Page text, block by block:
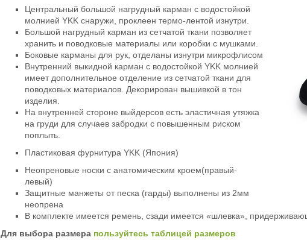
Центральный большой нагрудный карман с водостойкой
молнией YKK снаружи, проклеен термо-лентой изнутри.
Большой нагрудный карман из сетчатой ткани позволяет
хранить и поводковые материалы или коробки с мушками.
Боковые карманы для рук, отделаны изнутри микрофлисом
Внутренний выкидной карман с водостойкой YKK молнией
имеет дополнительное отделение из сетчатой ткани для
поводковых материалов. Декорирован вышивкой в тон
изделия.
На внутренней стороне выйдерсов есть эластичная утяжка
на груди для случаев забродки с повышенным риском
поплыть.
Пластиковая фурнитура YKK (Япония)
Неопреновые носки с анатомическим кроем(правый-
левый)
Защитные манжеты от песка (гарды) выполнены из 2мм
неопрена
В комплекте имеется ремень, сзади имеется «шлевка»,
Для выбора размера пользуйтесь таблицей размеров